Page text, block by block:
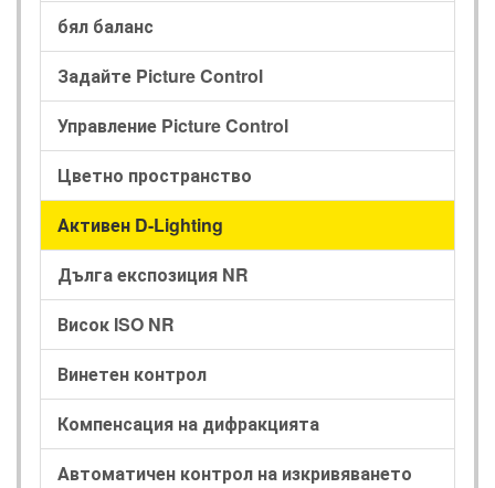
бял баланс
Задайте Picture Control
Управление Picture Control
Цветно пространство
Активен D-Lighting
Дълга експозиция NR
Висок ISO NR
Винетен контрол
Компенсация на дифракцията
Автоматичен контрол на изкривяването